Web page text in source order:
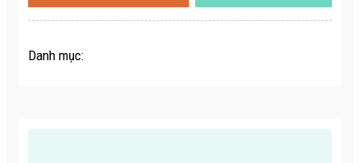
Danh mục: